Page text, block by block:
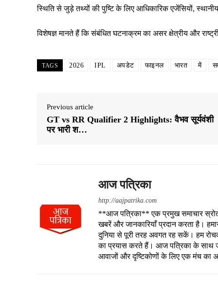
स्थिति से जुड़े तथ्यों की पुष्टि के लिए आधिकारिक एजेंसियों,
विशेषज्ञ मानते हैं कि संबंधित घटनाक्रम का असर क्षेत्रीय और
TAGS 2026 IPL अपडेट फाइनल भारत में
Previous article
GT vs RR Qualifier 2 Highlights: वैभव सूर्यवंशी
पर भारी श…
आज पत्रिका
http://aajpatrika.com
**आज पत्रिका** एक प्रमुख समाचार स्रोत
खबरें और जानकारियाँ प्रदान करता है।
दुनिया से पूरी तरह अवगत रह सकें। हम
का प्रयास करते हैं। आज पत्रिका के साथ
आवाजों और दृष्टिकोणों के लिए एक मंच का